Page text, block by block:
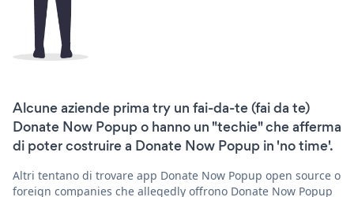
Alcune aziende prima try un fai-da-te (fai da te)
Donate Now Popup o hanno un "techie" che afferma
di poter costruire a Donate Now Popup in 'no time'.
Altri tentano di trovare app Donate Now Popup open source o
foreign companies che allegedly offrono Donate Now Popup